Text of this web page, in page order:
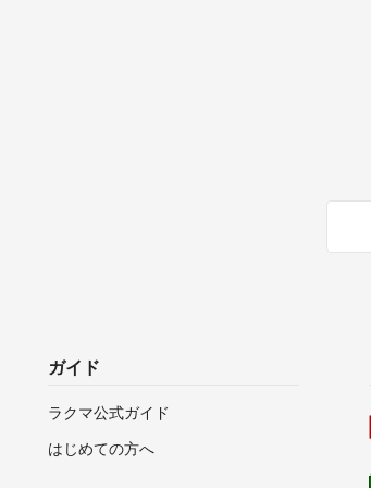
ガイド
ラクマ公式ガイド
はじめての方へ